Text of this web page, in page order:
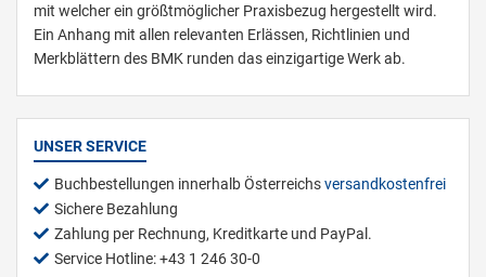
mit welcher ein größtmöglicher Praxisbezug hergestellt wird.
Ein Anhang mit allen relevanten Erlässen, Richtlinien und
Merkblättern des BMK runden das einzigartige Werk ab.
UNSER SERVICE
Buchbestellungen innerhalb Österreichsversandkostenfrei
Sichere Bezahlung
Zahlung per Rechnung, Kreditkarte und PayPal.
Service Hotline: +43 1 246 30-0